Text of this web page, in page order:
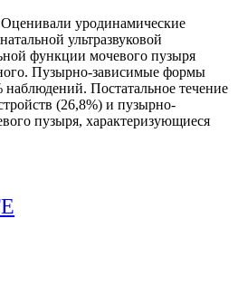
Оценивали уродинамические
ультразвуковой
функции мочевого пузыря
Пузырно-зависимые формы
Постатальное течение
(26,8%) и пузырно-
пузыря, характеризующиеся